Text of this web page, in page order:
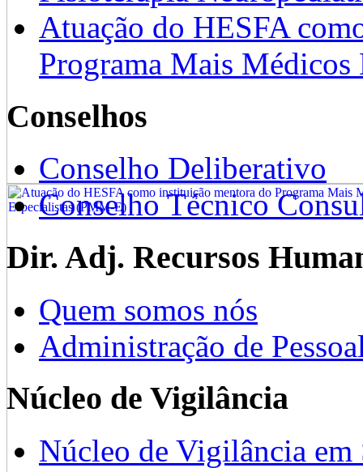
Atuação do HESFA
Programa Mais
Conselhos
Conselho Deliberativo
Conselho Técnico
Dir. Adj. Recursos
Quem somos nós
Administração de
Núcleo de Vigilância
Núcleo de Vigilância em